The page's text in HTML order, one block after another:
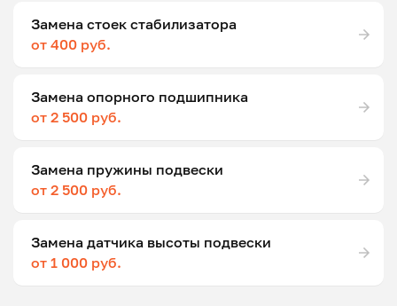
Замена стоек стабилизатора
от 400 руб.
Замена опорного подшипника
от 2 500 руб.
Замена пружины подвески
от 2 500 руб.
Замена датчика высоты подвески
от 1 000 руб.